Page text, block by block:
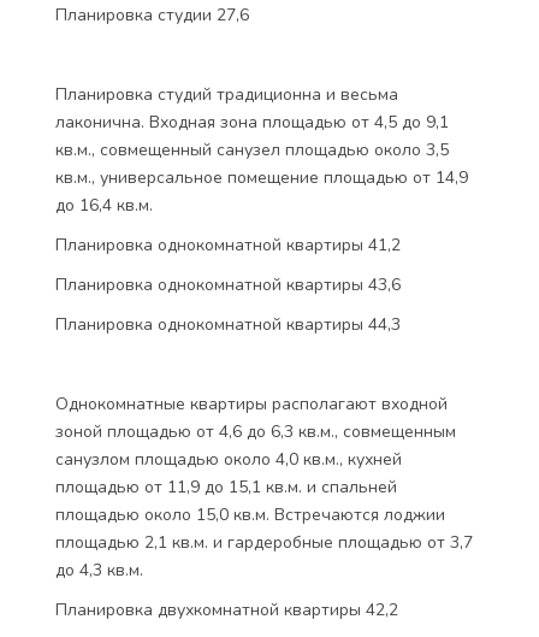
Планировка студии 27,6
Планировка студий традиционна и весьма
лаконична. Входная зона площадью от 4,5 до 9,1
кв.м., совмещенный санузел площадью около 3,5
кв.м., универсальное помещение площадью от 14,9
до 16,4 кв.м.
Планировка однокомнатной квартиры 41,2
Планировка однокомнатной квартиры 43,6
Планировка однокомнатной квартиры 44,3
Однокомнатные квартиры располагают входной
зоной площадью от 4,6 до 6,3 кв.м., совмещенным
санузлом площадью около 4,0 кв.м., кухней
площадью от 11,9 до 15,1 кв.м. и спальней
площадью около 15,0 кв.м. Встречаются лоджии
площадью 2,1 кв.м. и гардеробные площадью от 3,7
до 4,3 кв.м.
Планировка двухкомнатной квартиры 42,2